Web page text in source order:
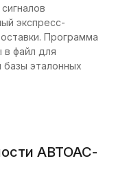
экспресс-
Программа
в файл для
эталонных
АВТОАС-